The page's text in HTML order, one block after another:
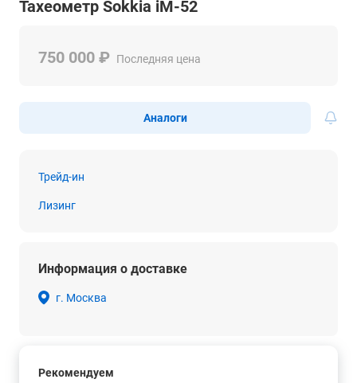
Тахеометр Sokkia iM-52
750 000 ₽ Последняя цена
Аналоги
Трейд-ин
Лизинг
Информация о доставке
г. Москва
Рекомендуем